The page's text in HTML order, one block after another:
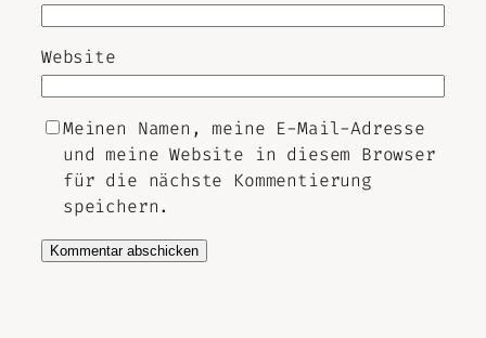
Website
Meinen Namen, meine E-Mail-Adresse
und meine Website in diesem Browser
für die nächste Kommentierung
speichern.